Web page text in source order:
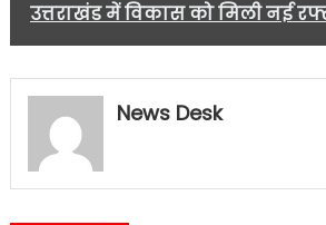
उत्तराखंड में विकास को मिली नई
News Desk